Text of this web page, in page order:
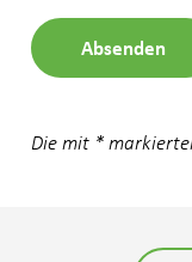
Die mit *